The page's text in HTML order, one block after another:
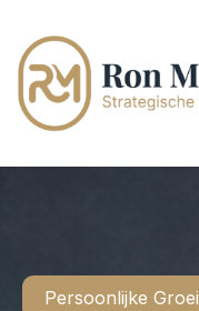
Persoonlijke Groei